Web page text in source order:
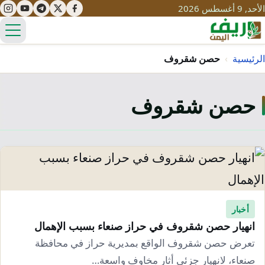
الأحد, 9 أغسطس 2026
مياه
قصص نجاح
مبادرات
سياحة
تراث
ثقافة
التغير المناخي
محميات
التلوث
تحديات
حلول
نساء
الرئيسية › حصن شقروف
حصن شقروف
أخبار
انهيار حصن شقروف في حراز صنعاء بسبب الإهمال
تعرض حصن شقروف الواقع بمديرية حراز في محافظة
صنعاء، لانهيار جزئي أثار مخاوف واسعة…